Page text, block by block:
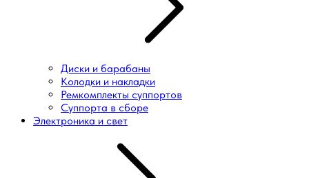
Диски и барабаны
Колодки и накладки
Ремкомплекты суппортов
Суппорта в сборе
Электроника и свет